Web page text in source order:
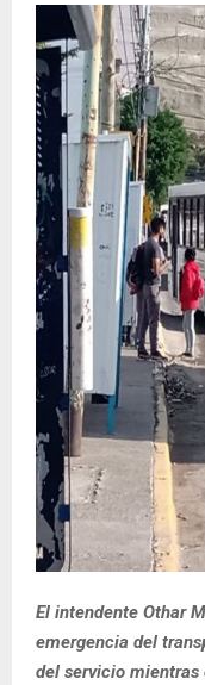
El intendente Othar
emergencia del
del servicio mientras